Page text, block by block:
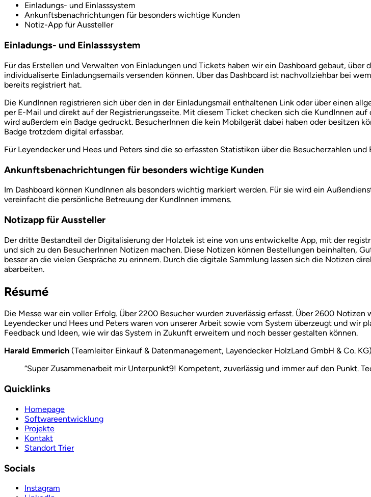
Einladungs- und Einlasssystem
Ankunftsbenachrichtungen für besonders wichtige Kunden
Notiz-App für Aussteller
Einladungs- und Einlasssystem
Für das Erstellen und Verwalten von Einladungen und Tickets haben wir ein Dashboard gebaut,
individualiserte Einladungsemails versenden können. Über das Dashboard ist nachvollziehbar bei
bereits registriert hat.
Die KundInnen registrieren sich über den in der Einladungsmail enthaltenen Link oder über einen
per E-Mail und direkt auf der Registrierungsseite. Mit diesem Ticket checken sich die KundInnen
wird außerdem ein Badge gedruckt. BesucherInnen die kein Mobilgerät dabei haben oder besitzen
Badge trotzdem digital erfassbar.
Für Leyendecker und Hees und Peters sind die so erfassten Statistiken über die Besucherzahlen
Ankunftsbenachrichtungen für besonders wichtige Kunden
Im Dashboard können KundInnen als besonders wichtig markiert werden. Für sie wird ein
vereinfacht die persönliche Betreuung der KundInnen immens.
Notizapp für Aussteller
Der dritte Bestandteil der Digitalisierung der Holztek ist eine von uns entwickelte App, mit der
und sich zu den BesucherInnen Notizen machen. Diese Notizen können Bestellungen beinhalten,
besser an die vielen Gespräche zu erinnern. Durch die digitale Sammlung lassen sich die Notizen
abarbeiten.
Ré­su­mé
Die Messe war ein voller Erfolg. Über 2200 Besucher wurden zuverlässig erfasst. Über 2600
Leyendecker und Hees und Peters waren von unserer Arbeit sowie vom System überzeugt und
Feedback und Ideen, wie wir das System in Zukunft erweitern und noch besser gestalten können.
Harald Emmerich (Teamleiter Einkauf & Datenmanagement, Layendecker HolzLand GmbH & Co.
“Super Zusammenarbeit mir Unterpunkt9! Kompetent, zuverlässig und immer auf den Punkt.
Quicklinks
Homepage
Softwareentwicklung
Projekte
Kontakt
Standort Trier
Socials
Instagram